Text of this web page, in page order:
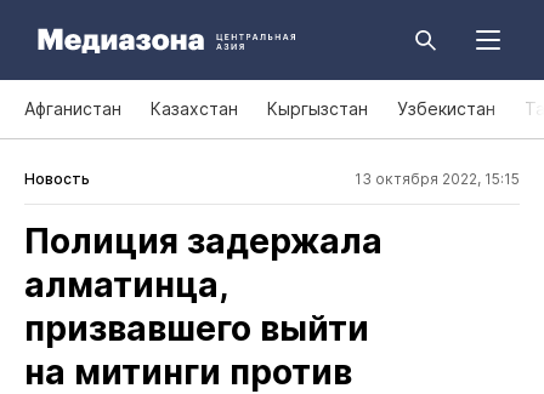
Афганистан Казахстан Кыргызстан Узбекистан
Новость 13 октября 2022, 15:15
Полиция задержала
алматинца,
призвавшего выйти
на митинги против